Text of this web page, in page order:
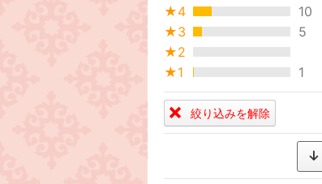
★4
10
★3
5
★2
★1
1
絞り込みを解除